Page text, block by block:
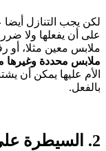
لكن يجب التنازل
على أن يفعلها ولا
ملابس معين مثلا،
ملابس محددة وغيرها
الأم عليها يمكن أن
بالفعل.
2. السيطرة على المحيط الخاص بالطفل